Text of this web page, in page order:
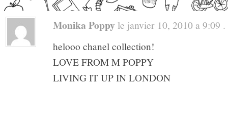
Monika Poppy le janvier 10, 2010 a 9:09 .
helooo chanel collection!
LOVE FROM M POPPY
LIVING IT UP IN LONDON